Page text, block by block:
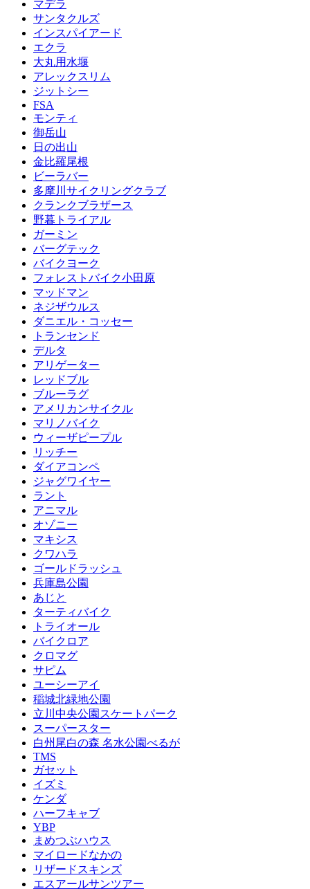
マデラ
サンタクルズ
インスパイアード
エクラ
大丸用水堰
アレックスリム
ジットシー
FSA
モンティ
御岳山
日の出山
金比羅尾根
ビーラバー
多摩川サイクリングクラブ
クランクブラザース
野暮トライアル
ガーミン
バーグテック
バイクヨーク
フォレストバイク小田原
マッドマン
ネジザウルス
ダニエル・コッセー
トランセンド
デルタ
アリゲーター
レッドブル
ブルーラグ
アメリカンサイクル
マリノバイク
ウィーザピープル
リッチー
ダイアコンペ
ジャグワイヤー
ラント
アニマル
オゾニー
マキシス
クワハラ
ゴールドラッシュ
兵庫島公園
あじと
ターティバイク
トライオール
バイクロア
クロマグ
サピム
ユーシーアイ
稲城北緑地公園
立川中央公園スケートパーク
スーパースター
白州尾白の森 名水公園べるが
TMS
ガセット
イズミ
ケンダ
ハーフキャブ
YBP
まめつぶハウス
マイロードなかの
リザードスキンズ
エスアールサンツアー